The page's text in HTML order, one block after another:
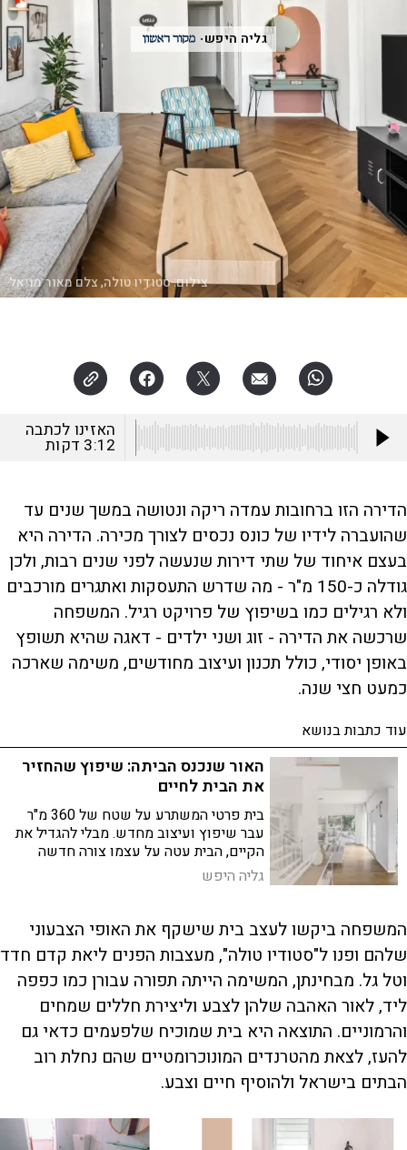
צילום:סטודיו טולה, צלם מאור מויאל
גליה היפש
האזינו לכתבה
3:12 דקות
הדירה הזו ברחובות עמדה ריקה ונטושה במשך שנים עד
שהועברה לידיו של כונס נכסים לצורך מכירה. הדירה היא
בעצם איחוד של שתי דירות שנעשה לפני שנים רבות, ולכן
גודלה כ-150 מ"ר - מה שדרש התעסקות ואתגרים מורכבים
ולא רגילים כמו בשיפוץ של פרויקט רגיל. המשפחה
שרכשה את הדירה - זוג ושני ילדים - דאגה שהיא תשופץ
באופן יסודי, כולל תכנון ועיצוב מחודשים, משימה שארכה
כמעט חצי שנה.
עוד כתבות בנושא
האור שנכנס הביתה: שיפוץ שהחזיר
את הבית לחיים
בית פרטי המשתרע על שטח של 360 מ"ר
עבר שיפוץ ועיצוב מחדש. מבלי להגדיל את
הקיים, הבית עטה על עצמו צורה חדשה
שמשדרת נקיות, קלילות ואווירה נעימה
ועוטפת
גליה היפש
המשפחה ביקשו לעצב בית שישקף את האופי הצבעוני
שלהם ופנו ל"סטודיו טולה", מעצבות הפנים ליאת קדם חדד
וטל גל. מבחינתן, המשימה הייתה תפורה עבורן כמו כפפה
ליד, לאור האהבה שלהן לצבע וליצירת חללים שמחים
והרמוניים. התוצאה היא בית שמוכיח שלפעמים כדאי גם
להעז, לצאת מהטרנדים המונוכרומטיים שהם נחלת רוב
הבתים בישראל ולהוסיף חיים וצבע.